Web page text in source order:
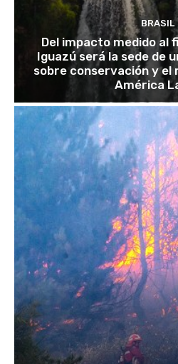
BRASIL
Del impacto medido al
Iguazú será la sede de
sobre conservación y
América